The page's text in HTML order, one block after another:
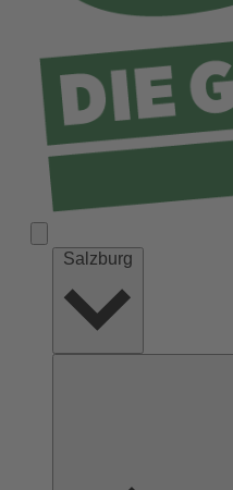
Salzburg